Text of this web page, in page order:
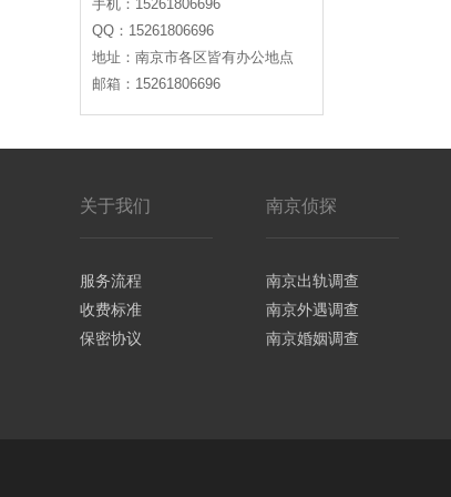
手机：15261806696
QQ：15261806696
地址：南京市各区皆有办公地点
邮箱：15261806696
关于我们
服务流程
收费标准
保密协议
南京侦探
南京出轨调查
南京外遇调查
南京婚姻调查